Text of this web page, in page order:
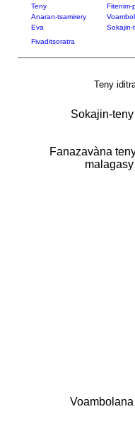
Teny Fitenim-
Anaran-tsamirery
Eva
Sokajin-
Fivaditsoratra
Teny
Sokajin-teny
Fanazavàna
malagasy
Voambolana